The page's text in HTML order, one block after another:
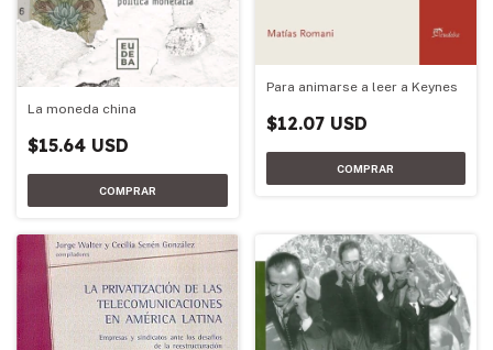
La moneda china
$15.64 USD
Para animarse a leer a Keynes
$12.07 USD